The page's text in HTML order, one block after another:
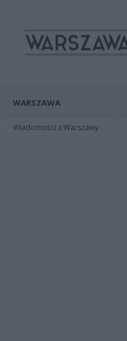
WARSZAWA
Wiadomości z Warszawy